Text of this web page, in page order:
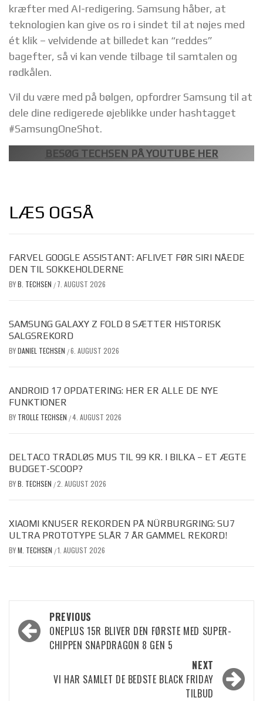
kræfter med AI-redigering. Samsung håber, at
teknologien kan give os ro i sindet til at nøjes med
ét klik – velvidende at billedet kan “reddes”
bagefter, så vi kan vende tilbage til samtalen og
rødkålen.
Vil du være med på bølgen, opfordrer Samsung til at
dele dine redigerede øjeblikke under hashtagget
#SamsungOneShot.
BESØG TECHSEN PÅ YOUTUBE HER
LÆS OGSÅ
FARVEL GOOGLE ASSISTANT: AFLIVET FØR SIRI NÅEDE
DEN TIL SOKKEHOLDERNE
BYB. TECHSEN / 7. AUGUST 2026
SAMSUNG GALAXY Z FOLD 8 SÆTTER HISTORISK
SALGSREKORD
BYDANIEL TECHSEN /6. AUGUST 2026
ANDROID 17 OPDATERING: HER ER ALLE DE NYE
FUNKTIONER
BY TROLLE TECHSEN /4. AUGUST 2026
DELTACO TRÅDLØS MUS TIL 99 KR. I BILKA – ET ÆGTE
BUDGET-SCOOP?
BYB. TECHSEN /2. AUGUST 2026
XIAOMI KNUSER REKORDEN PÅ NÜRBURGRING: SU7
ULTRA PROTOTYPE SLÅR 7 ÅR GAMMEL REKORD!
BYM. TECHSEN /1. AUGUST 2026
Post
navigation
PREVIOUS
ONEPLUS 15R BLIVER DEN FØRSTE MED SUPER-
CHIPPEN SNAPDRAGON 8 GEN 5
NEXT
VI HAR SAMLET DE BEDSTE BLACK FRIDAY
TILBUD